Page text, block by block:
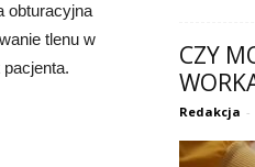
obturacyjna
tlenu w
CZY
Redakcja -